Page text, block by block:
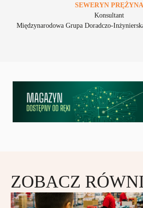
SEWERYN PRĘŻYNA
Konsultant
Międzynarodowa Grupa Doradczo-
ZOBACZ